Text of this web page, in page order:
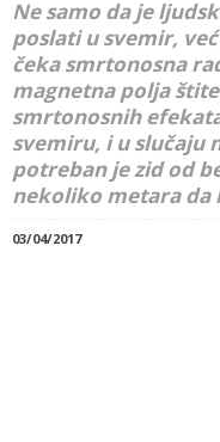
Ne samo da je
poslati u svemir,
čeka smrtonosna
magnetna polja
smrtonosnih
svemiru, i u slučaju
potreban je zid od
nekoliko metara da
03/04/2017